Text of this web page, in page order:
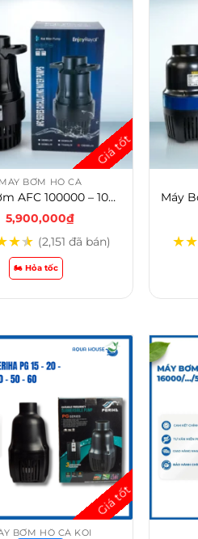
MÁY BƠM HỒ CÁ
Máy Bơm AFC 100000 – 100 Khối 550W – 6M – Bơm Tạt Tạo Luồng Hồ Cá Koi
5,900,000₫
★★ (2,151 đã bán)
🏍️ Hỏa tốc
★★
BƠM HỒ CÁ KOI